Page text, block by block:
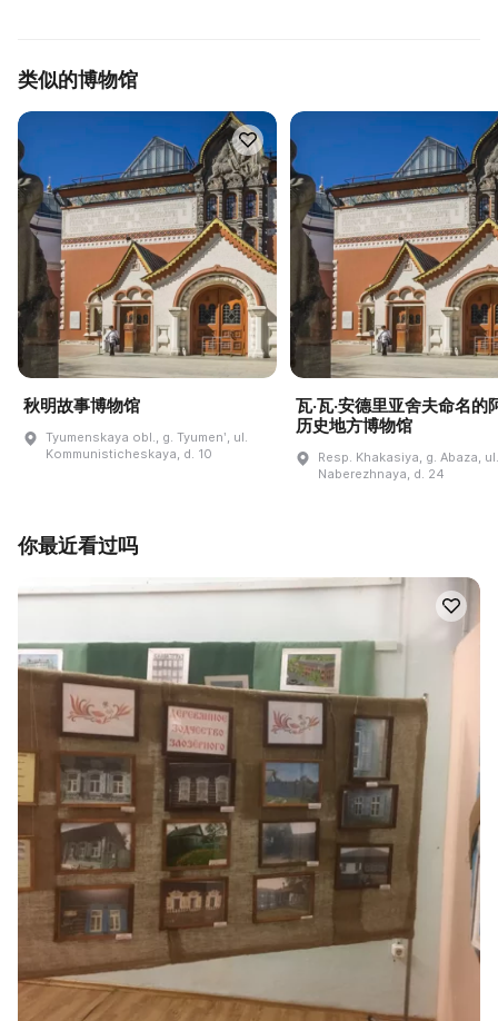
类似的博物馆
秋明故事博物馆
Tyumenskaya obl., g. Tyumenʹ, ul.
Kommunisticheskaya, d. 10
瓦·瓦·安德里亚舍夫命名的
历史地方博物馆
Resp. Khakasiya, g. Abaza, ul.
Naberezhnaya, d. 24
你最近看过吗